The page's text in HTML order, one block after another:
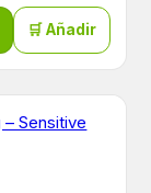
🛒 Añadir